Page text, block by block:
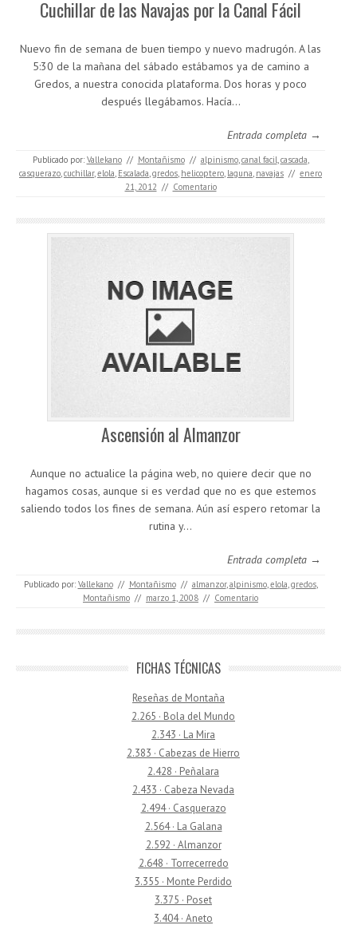
Cuchillar de las Navajas por la Canal Fácil
Nuevo fin de semana de buen tiempo y nuevo madrugón. A las
5:30 de la mañana del sábado estábamos ya de camino a
Gredos, a nuestra conocida plataforma. Dos horas y poco
después llegábamos. Hacía…
Entrada completa →
Publicado por: Vallekano // Montañismo // alpinismo,canal facil,cascada,
casquerazo,cuchillar,elola, Escalada,gredos, helicoptero, laguna, navajas // enero
21, 2012 // Comentario
Ascensión al Almanzor
Aunque no actualice la página web, no quiere decir que no
hagamos cosas, aunque si es verdad que no es que estemos
saliendo todos los fines de semana. Aún así espero retomar la
rutina y…
Entrada completa →
Publicado por: Vallekano // Montañismo // almanzor,alpinismo,elola,gredos,
Montañismo // marzo 1, 2008 // Comentario
FICHAS TÉCNICAS
Reseñas de Montaña
2.265 · Bola del Mundo
2.343 · La Mira
2.383 · Cabezas de Hierro
2.428 · Peñalara
2.433 · Cabeza Nevada
2.494 · Casquerazo
2.564 · La Galana
2.592 · Almanzor
2.648 · Torrecerredo
3.355 · Monte Perdido
3.375 · Poset
3.404 · Aneto